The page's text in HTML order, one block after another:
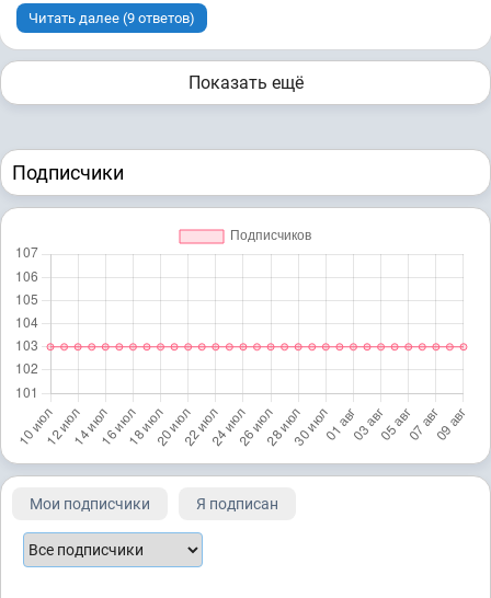
Читать далее (9 ответов)
Показать ещё
Подписчики
Мои подписчики Я подписан